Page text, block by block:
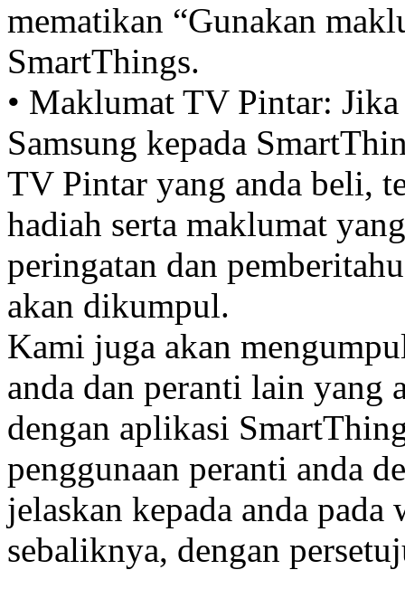
mematikan “Gunakan
SmartThings.
• Maklumat TV Pintar:
Samsung kepada
TV Pintar yang anda beli,
hadiah serta maklumat
peringatan dan
akan dikumpul.
Kami juga akan
anda dan peranti lain yang
dengan aplikasi
penggunaan peranti anda
jelaskan kepada anda
sebaliknya, dengan